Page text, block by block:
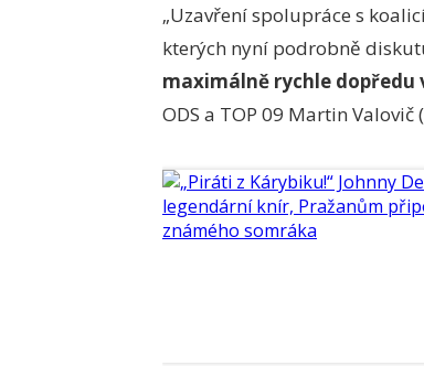
„Uzavření spolupráce s
kterých nyní podrobně
maximálně rychle dopředu
ODS a TOP 09 Martin